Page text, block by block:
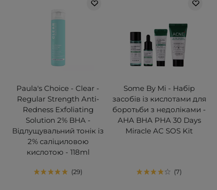
Paula's Choice - Clear -
Regular Strength Anti-
Redness Exfoliating
Solution 2% BHA -
Відлущувальний тонік із
2% саліциловою
кислотою - 118ml
29
Some By Mi - Набір
засобів із кислотами для
боротьби з недоліками -
AHA BHA PHA 30 Days
Miracle AC SOS Kit
7